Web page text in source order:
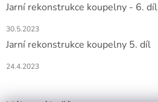
Jarní rekonstrukce koupelny - 6. díl
30.5.2023
Jarní rekonstrukce koupelny 5. díl
24.4.2023